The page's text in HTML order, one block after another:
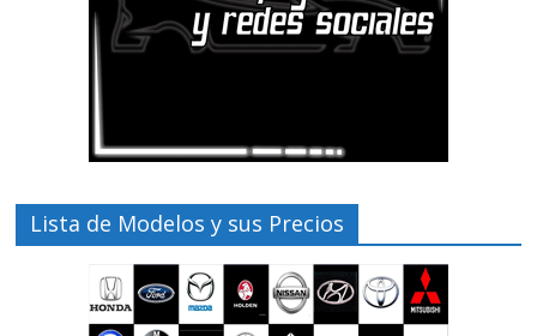
Lista de Modelos y sus Precios